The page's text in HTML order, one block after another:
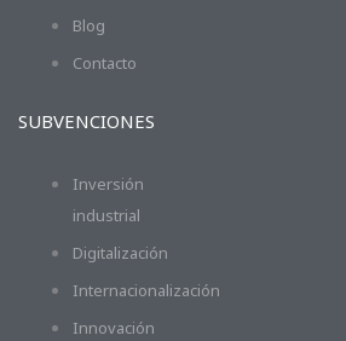
Blog
Contacto
SUBVENCIONES
Inversión
industrial
Digitalización
Internacionalización
Innovación